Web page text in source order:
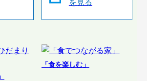
を見る
「食を楽しむ」